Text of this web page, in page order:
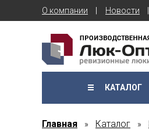
О компании Новости
КАТАЛОГ
Главная » Каталог »